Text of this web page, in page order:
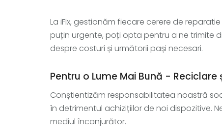
La iFix, gestionăm fiecare cerere de
puțin urgente, poți opta pentru a ne trimite
despre costuri și următorii pași necesari.
Pentru o Lume Mai Bună -
Conștientizăm responsabilitatea noastră
în detrimentul achizițiilor de noi dispozitive.
mediul înconjurător.